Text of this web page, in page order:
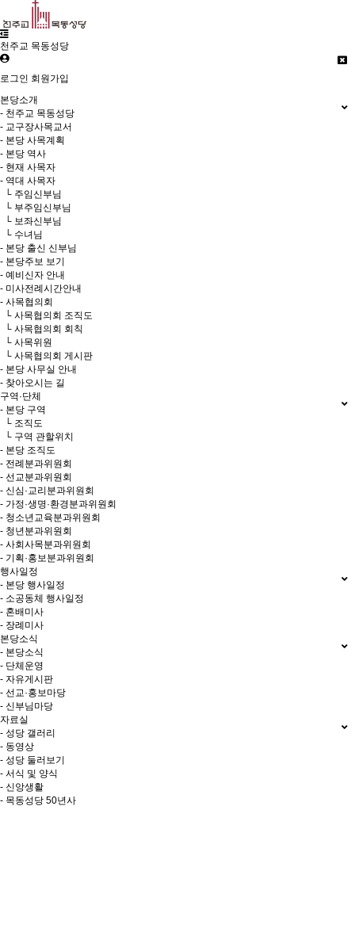
천주교 목동성당
로그인 회원가입
본당소개
- 천주교 목동성당
- 교구장사목교서
- 본당 사목계획
- 본당 역사
- 현재 사목자
- 역대 사목자
└ 주임신부님
└ 부주임신부님
└ 보좌신부님
└ 수녀님
- 본당 출신 신부님
- 본당주보 보기
- 예비신자 안내
- 미사전례시간안내
- 사목협의회
└ 사목협의회 조직도
└ 사목협의회 회칙
└ 사목위원
└ 사목협의회 게시판
- 본당 사무실 안내
- 찾아오시는 길
구역·단체
- 본당 구역
└ 조직도
└ 구역 관할위치
- 본당 조직도
- 전례분과위원회
- 선교분과위원회
- 신심·교리분과위원회
- 가정·생명·환경분과위원회
- 청소년교육분과위원회
- 청년분과위원회
- 사회사목분과위원회
- 기획·홍보분과위원회
행사일정
- 본당 행사일정
- 소공동체 행사일정
- 혼배미사
- 장례미사
본당소식
- 본당소식
- 단체운영
- 자유게시판
- 선교·홍보마당
- 신부님마당
자료실
- 성당 갤러리
- 동영상
- 성당 둘러보기
- 서식 및 양식
- 신앙생활
- 목동성당 50년사